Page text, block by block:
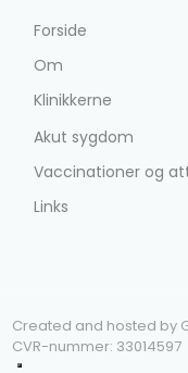
Forside
Om
Klinikkerne
Akut sygdom
Vaccinationer og
Links
Created and hosted by
CVR-nummer: 33014597